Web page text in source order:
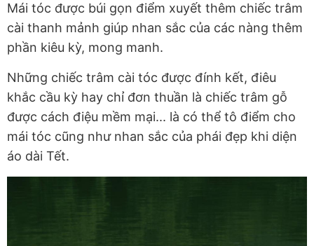
Mái tóc được búi gọn điểm xuyết thêm chiếc trâm
cài thanh mảnh giúp nhan sắc của các nàng thêm
phần kiêu kỳ, mong manh.
Những chiếc trâm cài tóc được đính kết, điêu
khắc cầu kỳ hay chỉ đơn thuần là chiếc trâm gỗ
được cách điệu mềm mại... là có thể tô điểm cho
mái tóc cũng như nhan sắc của phái đẹp khi diện
áo dài Tết.